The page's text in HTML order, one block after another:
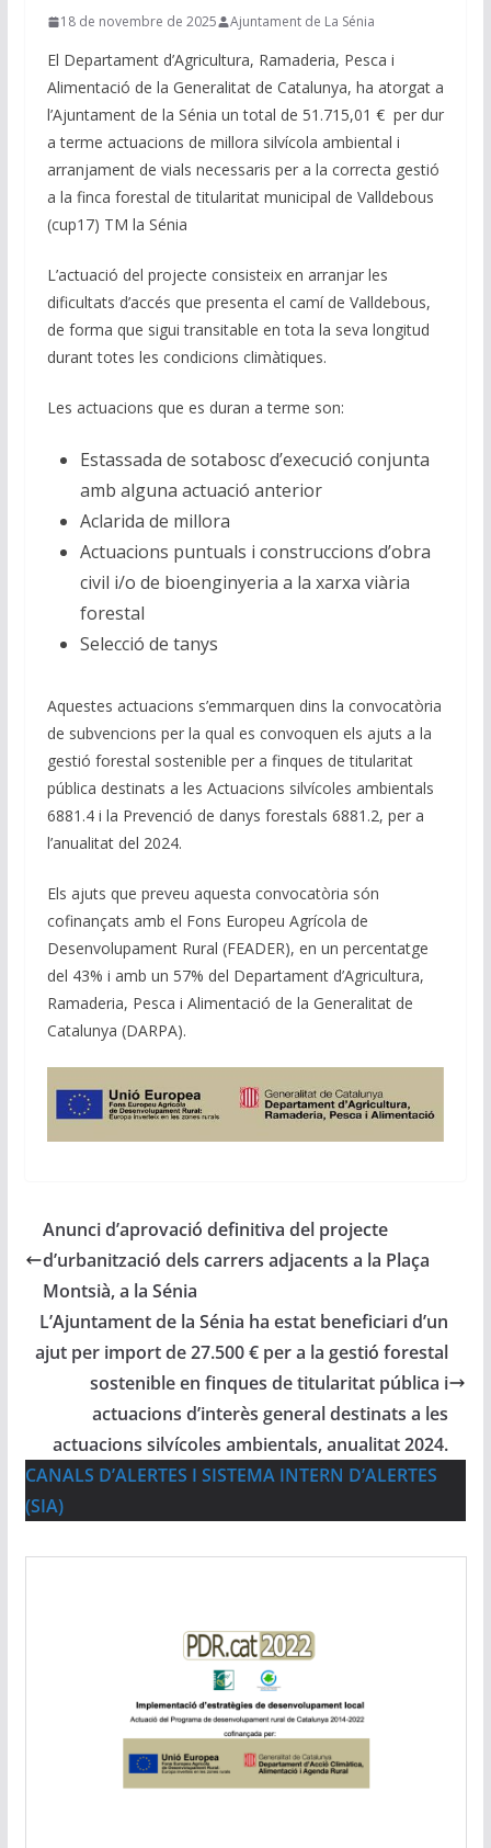
18 de novembre de 2025 Ajuntament de La Sénia
El Departament d’Agricultura, Ramaderia, Pesca i
Alimentació de la Generalitat de Catalunya, ha atorgat a
l’Ajuntament de la Sénia un total de 51.715,01 € per dur
a terme actuacions de millora silvícola ambiental i
arranjament de vials necessaris per a la correcta gestió
a la finca forestal de titularitat municipal de Valldebous
(cup17) TM la Sénia
L’actuació del projecte consisteix en arranjar les
dificultats d’accés que presenta el camí de Valldebous,
de forma que sigui transitable en tota la seva longitud
durant totes les condicions climàtiques.
Les actuacions que es duran a terme son:
Estassada de sotabosc d’execució conjunta
amb alguna actuació anterior
Aclarida de millora
Actuacions puntuals i construccions d’obra
civil i/o de bioenginyeria a la xarxa viària
forestal
Selecció de tanys
Aquestes actuacions s’emmarquen dins la convocatòria
de subvencions per la qual es convoquen els ajuts a la
gestió forestal sostenible per a finques de titularitat
pública destinats a les Actuacions silvícoles ambientals
6881.4 i la Prevenció de danys forestals 6881.2, per a
l’anualitat del 2024.
Els ajuts que preveu aquesta convocatòria són
cofinançats amb el Fons Europeu Agrícola de
Desenvolupament Rural (FEADER), en un percentatge
del 43% i amb un 57% del Departament d’Agricultura,
Ramaderia, Pesca i Alimentació de la Generalitat de
Catalunya (DARPA).
Anunci d’aprovació definitiva del projecte
d’urbanització dels carrers adjacents a la Plaça
Montsià, a la Sénia
L’Ajuntament de la Sénia ha estat beneficiari d’un
ajut per import de 27.500 € per a la gestió forestal
sostenible en finques de titularitat pública i
actuacions d’interès general destinats a les
actuacions silvícoles ambientals, anualitat 2024.
CANALS D’ALERTES I SISTEMA INTERN D’ALERTES
(SIA)